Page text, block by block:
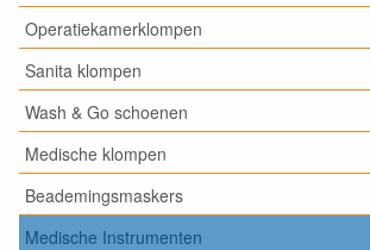
Operatiekamerklompen
Sanita klompen
Wash & Go schoenen
Medische klompen
Beademingsmaskers
Medische Instrumenten